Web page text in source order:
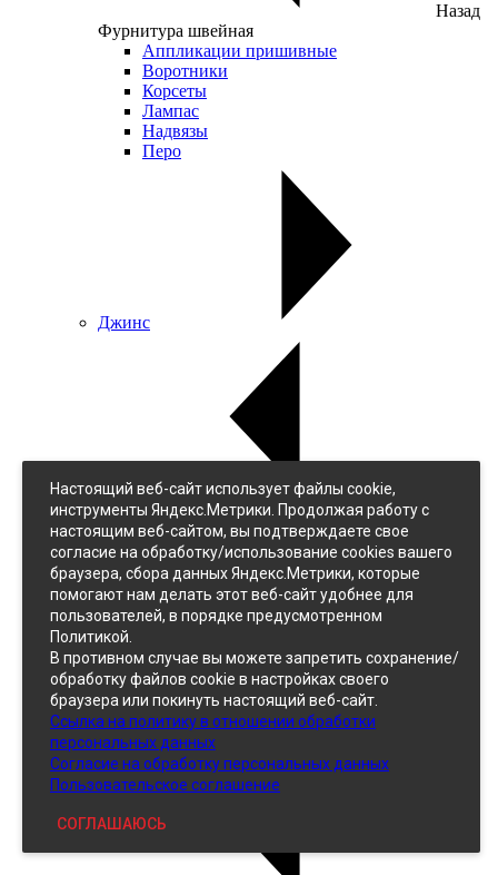
Назад
Фурнитура швейная
Аппликации пришивные
Воротники
Корсеты
Лампас
Надвязы
Перо
Джинс
Джинс
Однотонный
Принтованный
Кожзам
Настоящий веб-сайт использует файлы cookie,
инструменты Яндекс.Метрики. Продолжая работу с
настоящим веб-сайтом, вы подтверждаете свое
согласие на обработку/использование cookies вашего
браузера, сбора данных Яндекс.Метрики, которые
помогают нам делать этот веб-сайт удобнее для
пользователей, в порядке предусмотренном
Политикой.
В противном случае вы можете запретить сохранение/
обработку файлов cookie в настройках своего
браузера или покинуть настоящий веб-сайт.
Ссылка на политику в отношении обработки
персональных данных
Согласие на обработку персональных данных
Пользовательское соглашение
СОГЛАШАЮСЬ